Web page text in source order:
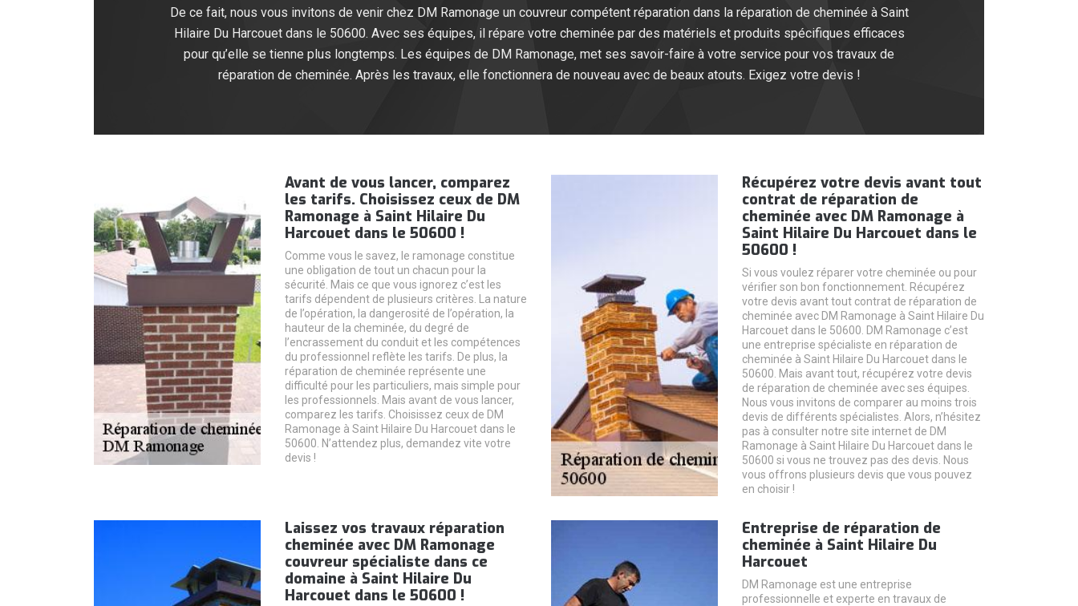
De ce fait, nous vous invitons de venir chez DM Ramonage un couvreur compétent réparation dans la réparation de cheminée à Saint
Hilaire Du Harcouet dans le 50600. Avec ses équipes, il répare votre cheminée par des matériels et produits spécifiques efficaces
pour qu’elle se tienne plus longtemps. Les équipes de DM Ramonage, met ses savoir-faire à votre service pour vos travaux de
réparation de cheminée. Après les travaux, elle fonctionnera de nouveau avec de beaux atouts. Exigez votre devis !
Avant de vous lancer, comparez
les tarifs. Choisissez ceux de DM
Ramonage à Saint Hilaire Du
Harcouet dans le 50600 !
Comme vous le savez, le ramonage constitue
une obligation de tout un chacun pour la
sécurité. Mais ce que vous ignorez c’est les
tarifs dépendent de plusieurs critères. La nature
de l’opération, la dangerosité de l’opération, la
hauteur de la cheminée, du degré de
l’encrassement du conduit et les compétences
du professionnel reflète les tarifs. De plus, la
réparation de cheminée représente une
difficulté pour les particuliers, mais simple pour
les professionnels. Mais avant de vous lancer,
comparez les tarifs. Choisissez ceux de DM
Ramonage à Saint Hilaire Du Harcouet dans le
50600. N’attendez plus, demandez vite votre
devis !
Récupérez votre devis avant tout
contrat de réparation de
cheminée avec DM Ramonage à
Saint Hilaire Du Harcouet dans le
50600 !
Si vous voulez réparer votre cheminée ou pour
vérifier son bon fonctionnement. Récupérez
votre devis avant tout contrat de réparation de
cheminée avec DM Ramonage à Saint Hilaire Du
Harcouet dans le 50600. DM Ramonage c’est
une entreprise spécialiste en réparation de
cheminée à Saint Hilaire Du Harcouet dans le
50600. Mais avant tout, récupérez votre devis
de réparation de cheminée avec ses équipes.
Nous vous invitons de comparer au moins trois
devis de différents spécialistes. Alors, n’hésitez
pas à consulter notre site internet de DM
Ramonage à Saint Hilaire Du Harcouet dans le
50600 si vous ne trouvez pas des devis. Nous
vous offrons plusieurs devis que vous pouvez
en choisir !
Laissez vos travaux réparation
cheminée avec DM Ramonage
couvreur spécialiste dans ce
domaine à Saint Hilaire Du
Harcouet dans le 50600 !
Entreprise de réparation de
cheminée à Saint Hilaire Du
Harcouet
DM Ramonage est une entreprise
professionnelle et experte en travaux de